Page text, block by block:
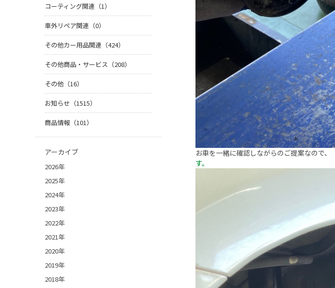
お車を一緒に確認しながらのご提案なので、
す。
コーティング関連（1）
車外リペア関連（0）
その他カー用品関連（424）
その他商品・サービス（208）
その他（16）
お知らせ（1515）
商品情報（101）
アーカイブ
2026年
2025年
2024年
2023年
2022年
2021年
2020年
2019年
2018年